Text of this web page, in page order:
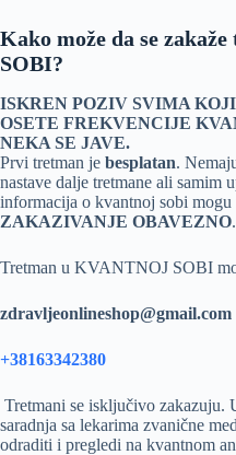
Kako može da se
SOBI?
ISKREN POZIV SVIMA
OSETE FREKVENCIJE
NEKA SE JAVE.
Prvi tretman je besplatan.
nastave dalje tretmane ali samim
informacija o kvantnoj sobi
ZAKAZIVANJE OBAVEZNO.
Tretman u KVANTNOJ SOBI
zdravljeonlineshop@gmail.com
+38163342380
Tretmani se isključivo zakazuju.
saradnja sa lekarima zvanične
odraditi i pregledi na kvantnom